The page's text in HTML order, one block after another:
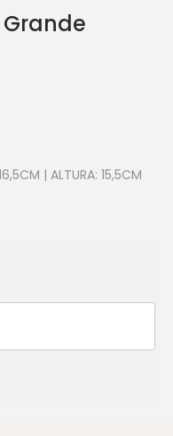
| ALTURA: 15,5CM